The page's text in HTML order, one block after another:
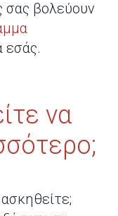
σας βολεύουν
εσάς.
να